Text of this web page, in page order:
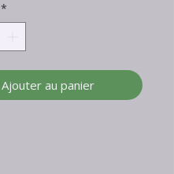
*
Ajouter au panier